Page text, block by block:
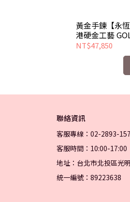
黃金手鍊【永
港硬金工
NT$47,850
聯絡資訊
客服專線：02-2893-
客服時間：10:00-17:00
地址：台北市北投區光
統一編號：89223638